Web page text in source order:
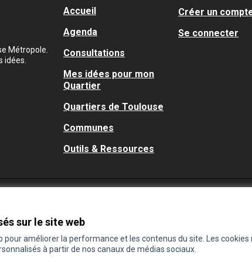
sur le site web
pour améliorer la performance et les contenus du site. Les
à partir de nos canaux de médias sociaux.
Métropole.
idées.
Accueil
Agenda
Consultations
Mes idées pour mon
Quartier
Quartiers de Toulouse
Communes
Outils & Ressources
Créer un
Se connecter